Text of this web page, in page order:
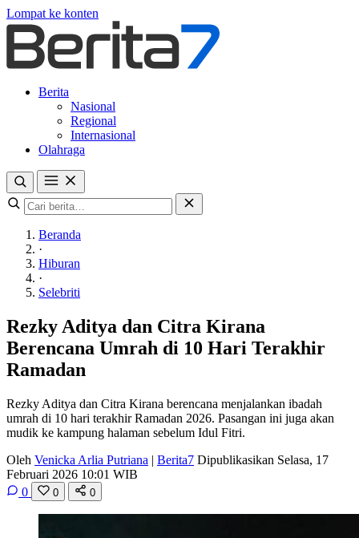
Lompat ke konten
Berita
Nasional
Regional
Internasional
Olahraga
Beranda
·
Hiburan
·
Selebriti
Rezky Aditya dan Citra Kirana
Berencana Umrah di 10 Hari Terakhir
Ramadan
Rezky Aditya dan Citra Kirana berencana menjalankan ibadah
umrah di 10 hari terakhir Ramadan 2026. Pasangan ini juga akan
mudik ke kampung halaman sebelum Idul Fitri.
Oleh Venicka Arlia Putriana | Berita7 Dipublikasikan Selasa, 17
Februari 2026 10:01 WIB
0
0 0